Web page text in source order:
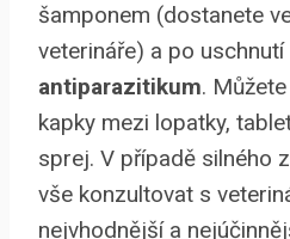
šamponem (dostanete
veterináře) a po uschnutí
antiparazitikum.
kapky mezi lopatky,
sprej. V případě silného
vše konzultovat s
nejvhodnější a